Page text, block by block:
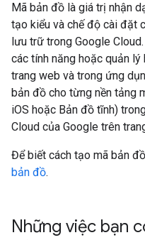
Mã bản đồ là giá trị nhận
tạo kiểu và chế độ cài đặt
lưu trữ trong Google
các tính năng hoặc quản
trang web và trong ứng
bản đồ cho từng nền tảng
iOS hoặc Bản đồ tĩnh)
Cloud của Google trên
Để biết cách tạo mã bản
bản đồ.
Những việc bạn